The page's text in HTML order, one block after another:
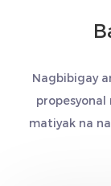
Nagbibigay
propesyonal
matiyak na